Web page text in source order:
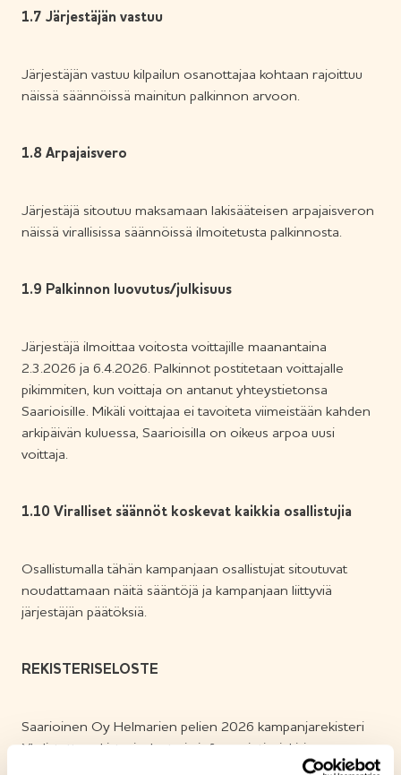
1.7 Järjestäjän vastuu
Järjestäjän vastuu kilpailun osanottajaa kohtaan rajoittuu
näissä säännöissä mainitun palkinnon arvoon.
1.8 Arpajaisvero
Järjestäjä sitoutuu maksamaan lakisääteisen arpajaisveron
näissä virallisissa säännöissä ilmoitetusta palkinnosta.
1.9 Palkinnon luovutus/julkisuus
Järjestäjä ilmoittaa voitosta voittajille maanantaina
2.3.2026 ja 6.4.2026. Palkinnot postitetaan voittajalle
pikimmiten, kun voittaja on antanut yhteystietonsa
Saarioisille. Mikäli voittajaa ei tavoiteta viimeistään kahden
arkipäivän kuluessa, Saarioisilla on oikeus arpoa uusi
voittaja.
1.10 Viralliset säännöt koskevat kaikkia osallistujia
Osallistumalla tähän kampanjaan osallistujat sitoutuvat
noudattamaan näitä sääntöjä ja kampanjaan liittyviä
järjestäjän päätöksiä.
REKISTERISELOSTE
Saarioinen Oy Helmarien pelien 2026 kampanjarekisteri
Yhdistetty rekisteriseloste ja informointiasiakirja